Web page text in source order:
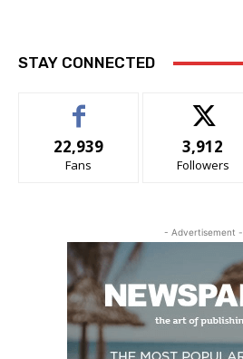
STAY CONNECTED
22,939
Fans
3,912
Followers
- Advertisement -